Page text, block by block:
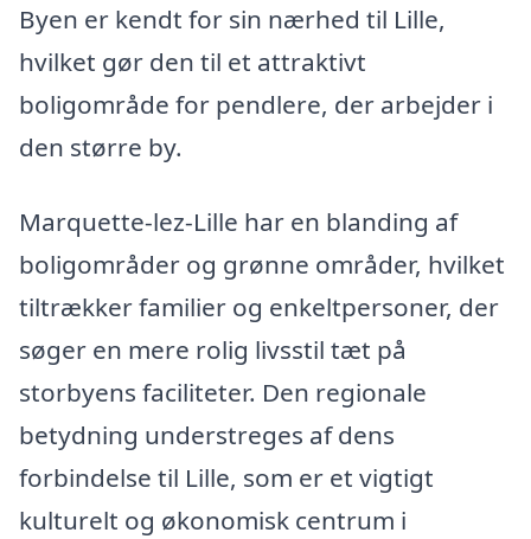
Byen er kendt for sin nærhed til Lille,
hvilket gør den til et attraktivt
boligområde for pendlere, der arbejder i
den større by.
Marquette-lez-Lille har en blanding af
boligområder og grønne områder, hvilket
tiltrækker familier og enkeltpersoner, der
søger en mere rolig livsstil tæt på
storbyens faciliteter. Den regionale
betydning understreges af dens
forbindelse til Lille, som er et vigtigt
kulturelt og økonomisk centrum i